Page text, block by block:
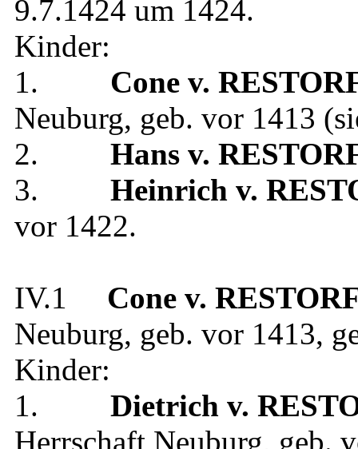
9.7.1424 um 1424.
Kinder:
1. Cone v.
Neuburg, geb. vor 1413
2. Hans v.
3. Heinrich v.
vor 1422.
IV.1 Cone v.
Neuburg, geb. vor 1413,
Kinder:
1. Dietrich v.
Herrschaft Neuburg, geb.